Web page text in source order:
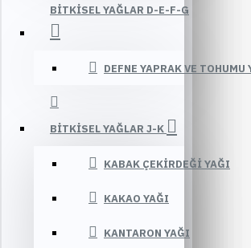
BITKISEL YAĞLAR D-E-F-G
DEFNE YAPRAK VE TOHUMU
BITKISEL YAĞLAR J-K
KABAK ÇEKIRDEĞI YAĞI
KAKAO YAĞI
KANTARON YAĞI